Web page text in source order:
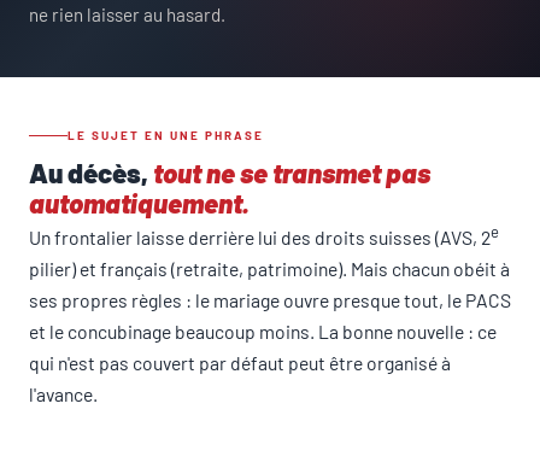
ne rien laisser au hasard.
LE SUJET EN UNE PHRASE
Au décès, tout ne se transmet pas
automatiquement.
Un frontalier laisse derrière lui des droits suisses (AVS, 2e
pilier) et français (retraite, patrimoine). Mais chacun obéit à
ses propres règles : le mariage ouvre presque tout, le PACS
et le concubinage beaucoup moins. La bonne nouvelle : ce
qui n'est pas couvert par défaut peut être organisé à
l'avance.